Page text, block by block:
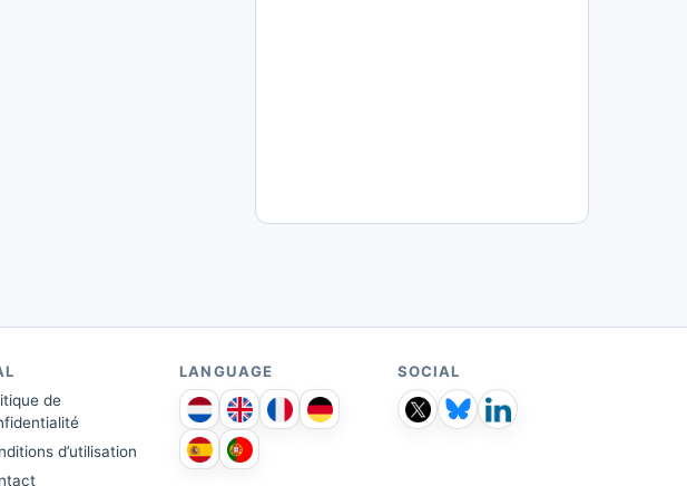
de
d’utilisation
LANGUAGE SOCIAL